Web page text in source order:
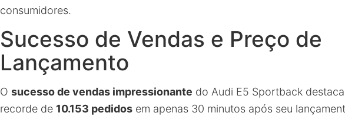
consumidores.
Sucesso de Vendas e Preço de
Lançamento
O sucesso de vendas impressionante do Audi E5 Sportback
recorde de 10.153 pedidos em apenas 30 minutos após seu